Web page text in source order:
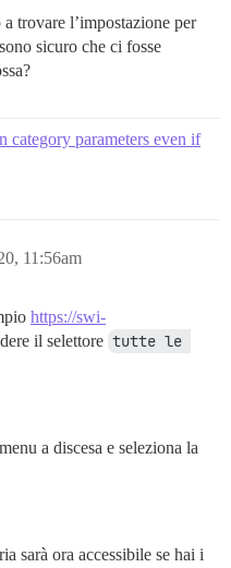
trovare l’impostazione per
sicuro che ci fosse
category parameters even if
11:56am
https://swi-
il selettore tutte le
a discesa e seleziona la
sarà ora accessibile se hai i